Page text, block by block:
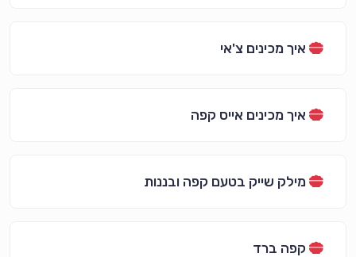
איך מכינים צ'אי
איך מכינים אייס קפה
מילק שייק בטעם קפה ובננות
קפה ברד